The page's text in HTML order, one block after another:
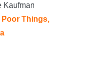
Kaufman
Things,